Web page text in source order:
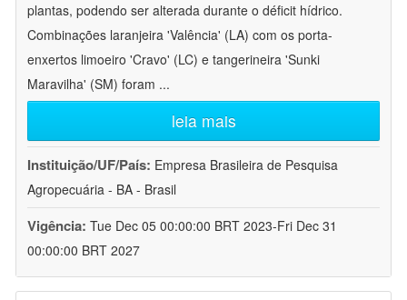
plantas, podendo ser alterada durante o déficit hídrico.
Combinações laranjeira 'Valência' (LA) com os porta-
enxertos limoeiro 'Cravo' (LC) e tangerineira 'Sunki
Maravilha' (SM) foram ...
leia mais
Instituição/UF/País: Empresa Brasileira de Pesquisa
Agropecuária - BA - Brasil
Vigência: Tue Dec 05 00:00:00 BRT 2023-Fri Dec 31
00:00:00 BRT 2027